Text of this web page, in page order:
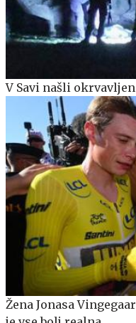
V Savi našli
Žena Jonasa